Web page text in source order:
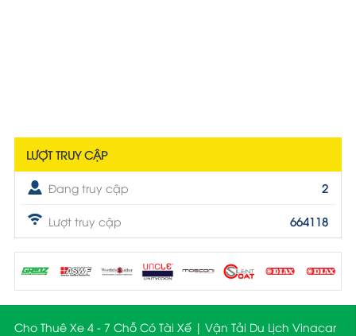
LƯỢT TRUY CẬP
Đang truy cập 2
Lượt truy cập 664118
Cho Thuê Xe 4 - 7 Chỗ Có Tài Xế | Vận Tải Du Lịch Vinacar